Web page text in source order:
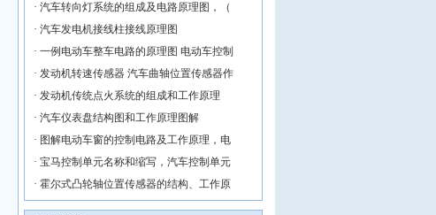
· 汽车转向灯系统的组成及电路原理图，（
· 汽车发电机接线柱接线原理图
· 一例电动车整车电路的原理图 电动车控制
· 发动机转速传感器 汽车曲轴位置传感器作
· 发动机传统点火系统的组成和工作原理
· 汽车仪表盘结构图和工作原理图解
· 图解电动车窗的控制电路及工作原理，电
· 宝马控制单元名称和缩写，汽车控制单元
· 霍尔式凸轮轴位置传感器的结构、工作原